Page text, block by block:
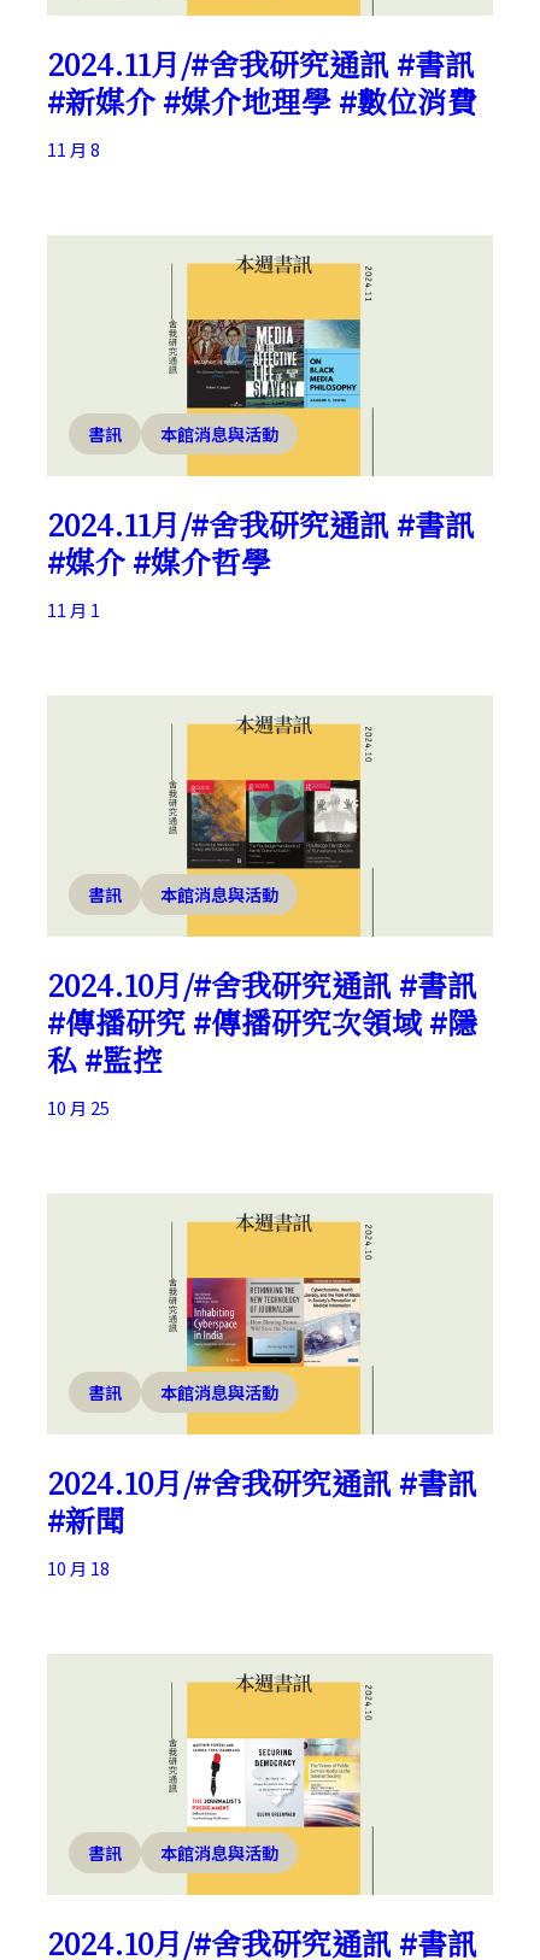
2024.11月/#舍我研究通訊 #書訊
#新媒介 #媒介地理學 #數位消費
11 月 8
書訊 本館消息與活動
2024.11月/#舍我研究通訊 #書訊
#媒介 #媒介哲學
11 月 1
書訊 本館消息與活動
2024.10月/#舍我研究通訊 #書訊
#傳播研究 #傳播研究次領域 #隱
私 #監控
10 月 25
書訊 本館消息與活動
2024.10月/#舍我研究通訊 #書訊
#新聞
10 月 18
書訊 本館消息與活動
2024.10月/#舍我研究通訊 #書訊